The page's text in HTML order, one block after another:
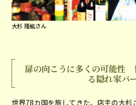
大杉 隆紘さん
扉の向こうに多くの可能性
る隠れ家バ
世界78カ国を旅してきた、店主の大杉